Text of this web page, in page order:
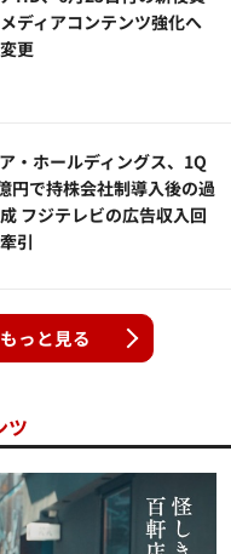
ディアコンテンツ強化へ
更
・ホールディングス、1Q
円で持株会社制導入後の過
フジテレビの広告収入回
引
っと見る
ツ